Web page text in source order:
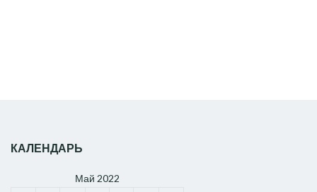
КАЛЕНДАРЬ
Май 2022